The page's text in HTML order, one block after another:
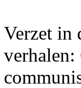
Verzet in
verhalen: